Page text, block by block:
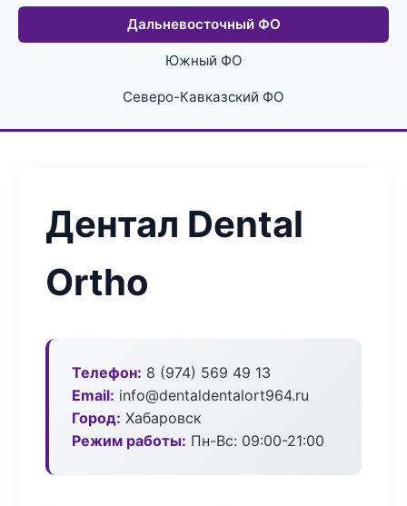
Дальневосточный ФО
Южный ФО
Северо-Кавказский ФО
Дентал Dental
Ortho
Телефон: 8 (974) 569 49 13
Email: info@dentaldentalort964.ru
Город: Хабаровск
Режим работы: Пн-Вс: 09:00-21:00